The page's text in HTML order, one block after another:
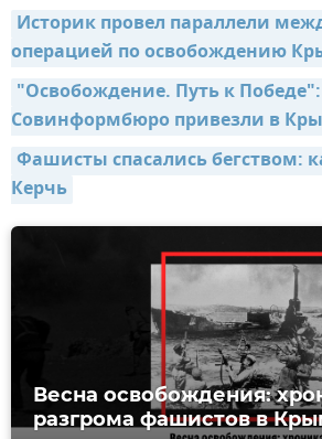
Историк провел параллели
операцией по освобождению
"Освобождение. Путь к
Совинформбюро привезли в
Фашисты спасались бегством:
Керчь
Весна освобождения:
разгрома фашистов в